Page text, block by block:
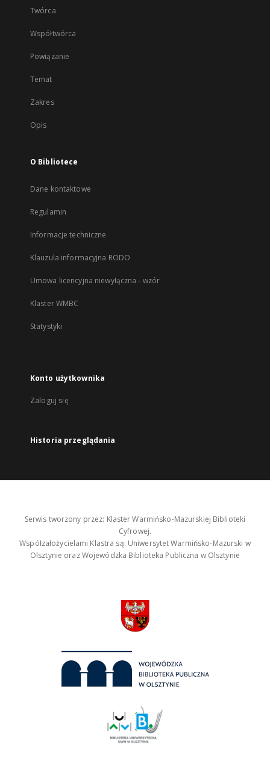
Twórca
Współtwórca
Powiązanie
Temat
Zakres
Opis
O Bibliotece
Dane kontaktowe
Regulamin
Informacje techniczne
Klauzula informacyjna RODO
Umowa licencyjna niewyłączna - wzór
Klaster WMBC
Statystyki
Konto użytkownika
Zaloguj się
Historia przeglądania
Serwis tworzony przez: Klaster Warmińsko-Mazurskiej Biblioteki
Cyfrowej.
Współzałożycielami Klastra są: Uniwersytet Warmińsko-Mazurski w
Olsztynie oraz Wojewódzka Biblioteka Publiczna w Olsztynie